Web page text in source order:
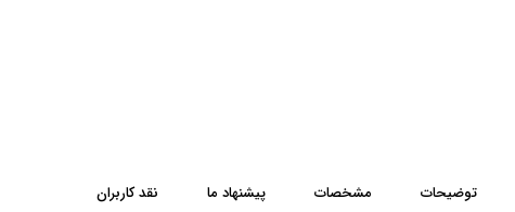
توضیحات مشخصات پیشنهاد ما نقد کاربران